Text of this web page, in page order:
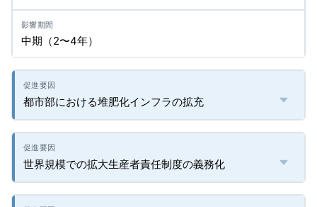
中期（2〜4年）
都市部における堆肥化インフラの拡充
世界規模での拡大生産者責任制度の義務化